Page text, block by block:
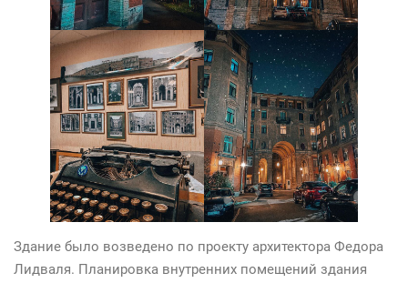
Здание было возведено по проекту архитектора Федора
Лидваля. Планировка внутренних помещений здания